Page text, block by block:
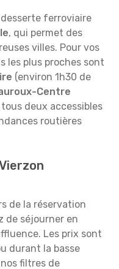
ferroviaire
, qui permet des
villes. Pour vos
les plus proches sont
(environ 1h30 de
Centre
deux accessibles
routières
de la réservation
de séjourner en
Les prix sont
durant la basse
filtres de